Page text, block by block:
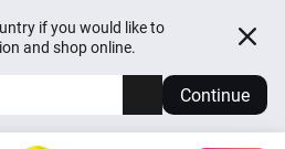
if you would like to
and shop online.
Continue